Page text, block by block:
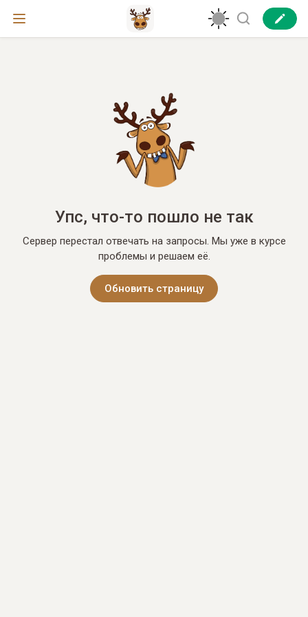
Упс, что-то пошло не так
Сервер перестал отвечать на запросы. Мы уже в курсе
проблемы и решаем её.
Обновить страницу